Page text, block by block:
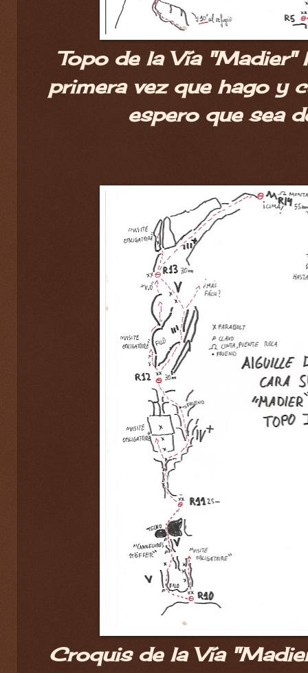
Topo de la Vía "Madier"
primera vez que hago y
espero que sea
Croquis de la Vía